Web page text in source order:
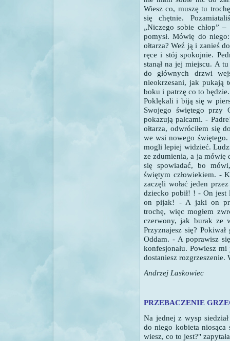
Wiesz co, muszę tu
się chętnie.
„Niczego sobie chłop”
pomysł. Mówię do niego:
ołtarza? Weź ją i zanieś
ręce i stój spokojnie.
stanął na jej miejscu. A
do głównych drzwi
nieokrzesani, jak pukają
boku i patrzę co to będzie.
Poklękali i biją się w
Swojego świętego przy
pokazują palcami.-
ołtarza, odwróciłem się
we wsi nowego świętego.
mogli lepiej widzieć.
ze zdumienia, a ja mówię
się spowiadać, bo
świętym człowiekiem. -
zaczęli wołać jeden
dziecko pobił! !- On jest
on pijak! - A jaki on
trochę, więc mogłem
czerwony, jak burak ze
Przyznajesz się? Pokiwał
Oddam. - A poprawisz
konfesjonału. Powiesz
dostaniesz rozgrzeszenie.
Andrzej Laskowiec
PRZEBACZENIE
Na jednej z wysp
do niego kobieta niosąca
wiesz, co to jest?"